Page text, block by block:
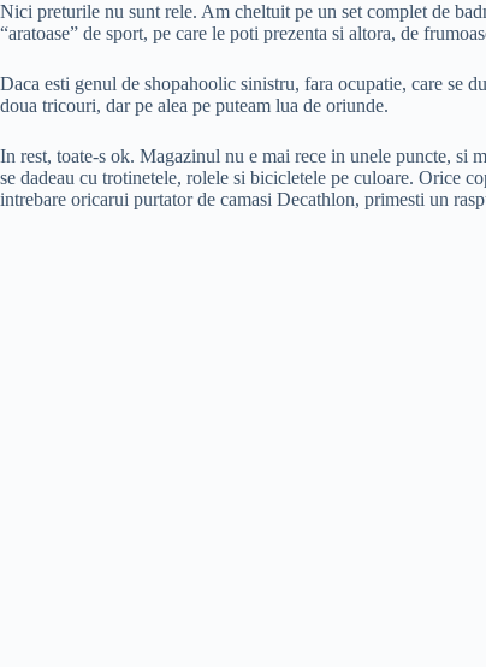
Nici preturile nu sunt rele. Am cheltuit pe un set complet de
“aratoase” de sport, pe care le poti prezenta si altora, de
Daca esti genul de shopahoolic sinistru, fara ocupatie, care se
doua tricouri, dar pe alea pe puteam lua de oriunde.
In rest, toate-s ok. Magazinul nu e mai rece in unele puncte, si
se dadeau cu trotinetele, rolele si bicicletele pe culoare. Orice
intrebare oricarui purtator de camasi Decathlon, primesti un